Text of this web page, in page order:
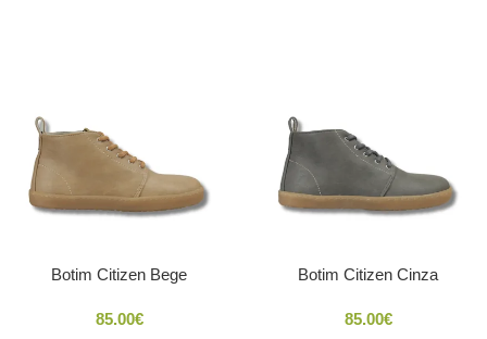
Botim Citizen Bege
85.00€
Botim Citizen Cinza
85.00€